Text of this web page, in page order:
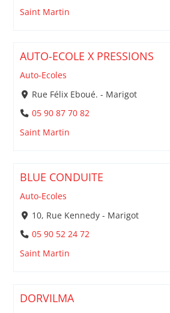
Saint Martin
AUTO-ECOLE X PRESSIONS
Auto-Ecoles
Rue Félix Eboué. - Marigot
05 90 87 70 82
Saint Martin
BLUE CONDUITE
Auto-Ecoles
10, Rue Kennedy - Marigot
05 90 52 24 72
Saint Martin
DORVILMA